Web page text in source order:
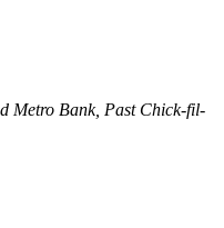
Metro Bank, Past Chick-fil-